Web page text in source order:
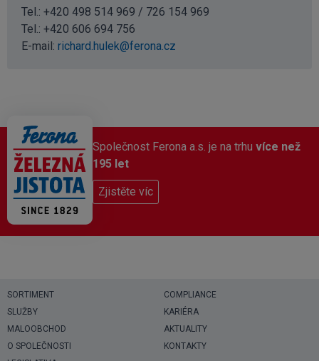
Tel.: +420 498 514 969 / 726 154 969
Tel.: +420 606 694 756
E-mail: richard.hulek@ferona.cz
Společnost Ferona a.s. je na trhu více než
195 let
Zjistěte víc
SORTIMENT
SLUŽBY
MALOOBCHOD
O SPOLEČNOSTI
COMPLIANCE
KARIÉRA
AKTUALITY
KONTAKTY